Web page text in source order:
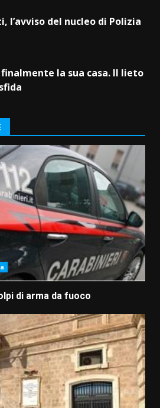
l’avviso del nucleo di Polizia
la sua casa. Il lieto
di arma da fuoco